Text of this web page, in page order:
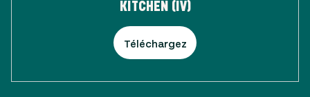
KITCHEN (IV)
Téléchargez